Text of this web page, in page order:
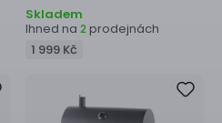
Skladem
Ihned na 2 prodejnách
1 999 Kč